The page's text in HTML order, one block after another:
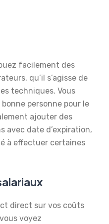
facilement des
qu’il s’agisse de
techniques. Vous
personne pour le
ajouter des
avec date d’expiration,
à effectuer certaines
direct sur vos coûts
voyez